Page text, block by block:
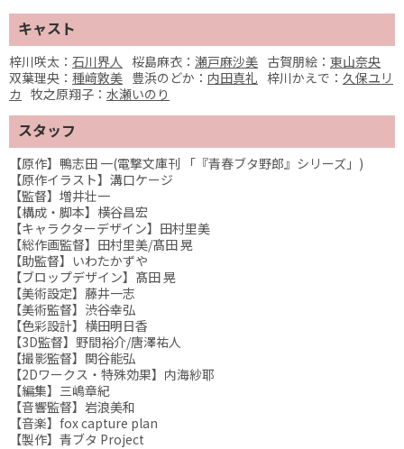
キャスト
梓川咲太： 石川界人 桜島麻衣： 瀬戸麻沙美 古賀朋絵： 東山奈央
双葉理央： 種﨑敦美 豊浜のどか： 内田真礼 梓川かえで： 久保ユリ
カ 牧之原翔子： 水瀬いのり
スタッフ
【原作】鴨志田 一(電撃文庫刊 「『青春ブタ野郎』シリーズ」)
【原作イラスト】溝口ケージ
【監督】増井壮一
【構成・脚本】横谷昌宏
【キャラクターデザイン】田村里美
【総作画監督】田村里美/髙田 晃
【助監督】いわたかずや
【ブロップデザイン】髙田 晃
【美術設定】藤井一志
【美術監督】渋谷幸弘
【色彩設計】横田明日香
【3D監督】野間裕介/唐澤祐人
【撮影監督】関谷能弘
【2Dワークス・特殊効果】内海紗耶
【編集】三嶋章紀
【音響監督】岩浪美和
【音楽】fox capture plan
【製作】青ブタ Project